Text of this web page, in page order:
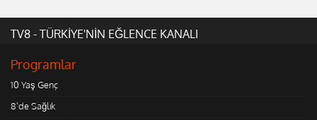
TV8 - TÜRKİYE'NİN EĞLENCE KANALI
Programlar
10 Yaş Genç
8'de Sağlık